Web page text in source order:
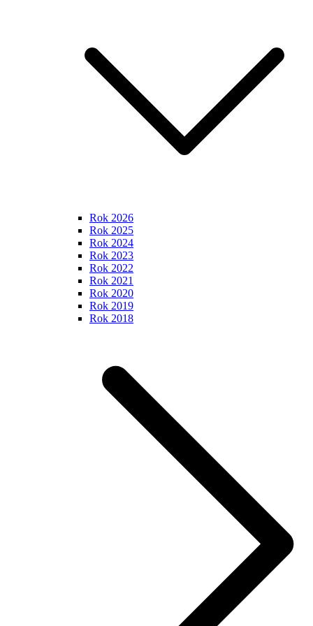
Rok 2026
Rok 2025
Rok 2024
Rok 2023
Rok 2022
Rok 2021
Rok 2020
Rok 2019
Rok 2018